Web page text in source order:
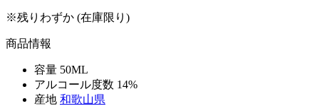
※残りわずか (在庫限り)
商品情報
容量 50ML
アルコール度数 14%
産地 和歌山県